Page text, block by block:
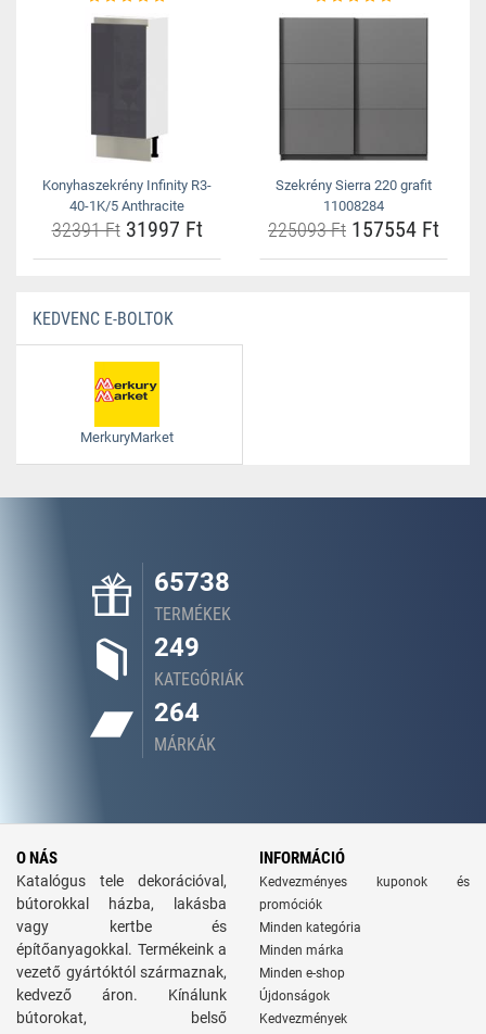
Konyhaszekrény Infinity R3-
40-1K/5 Anthracite
32391 Ft31997 Ft
Szekrény Sierra 220 grafit
11008284
225093 Ft 157554 Ft
KEDVENC E-BOLTOK
MerkuryMarket
65738
TERMÉKEK
249
KATEGÓRIÁK
264
MÁRKÁK
O NÁS
Katalógus tele dekorációval,
bútorokkal házba, lakásba
vagy kertbe és
építőanyagokkal. Termékeink a
vezető gyártóktól származnak,
kedvező áron. Kínálunk
bútorokat, belső
INFORMÁCIÓ
Kedvezményes kuponok és
promóciók
Minden kategória
Minden márka
Minden e-shop
Újdonságok
Kedvezmények